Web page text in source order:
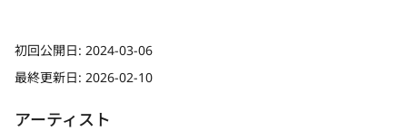
初回公開日: 2024-03-06
最終更新日: 2026-02-10
アーティスト